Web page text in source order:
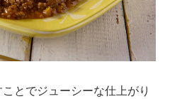
とでジューシーな仕上がり